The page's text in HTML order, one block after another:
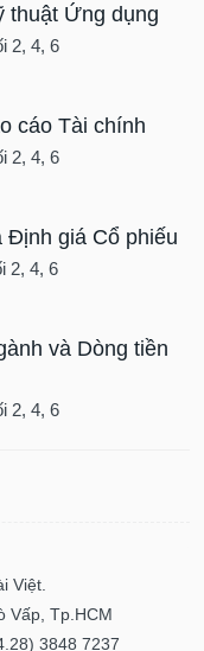
thuật Ứng dụng
2, 4, 6
cáo Tài chính
2, 4, 6
Định giá Cổ phiếu
2, 4, 6
và Dòng tiền
2, 4, 6
Việt.
Vấp, Tp.HCM
3848 7237